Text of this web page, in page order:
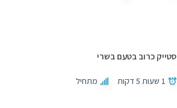
סטייק כרוב בטעם בשרי
1 שעות 5 דקות מתחיל